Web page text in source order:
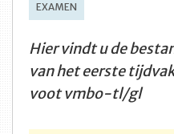
EXAMEN
Hier vindt u de
van het eerste
voot vmbo-tl/gl